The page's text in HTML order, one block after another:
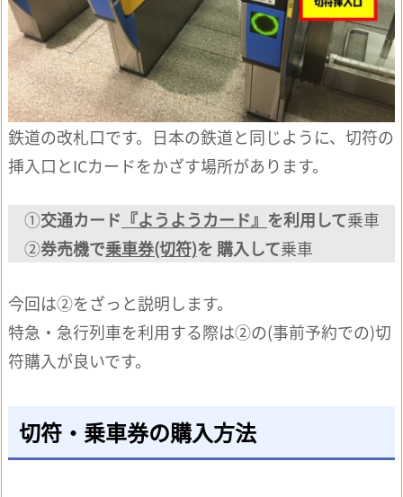
鉄道の改札口です。日本の鉄道と同じように、切符の
挿入口とICカードをかざす場所があります。
①交通カード 『ようようカード』 を利用して乗車
②券売機で乗車券(切符)を 購入して乗車
今回は②をざっと説明します。
特急・急行列車を利用する際は②の(事前予約での)切
符購入が良いです。
切符・乗車券の購入方法